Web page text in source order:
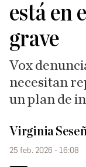
está en
grave
Vox
necesitan
un plan de
Virginia
25 feb. 2026 - 16:08